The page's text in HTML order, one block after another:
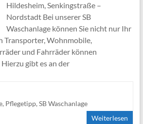
Hildesheim, Senkingstraße –
Nordstadt Bei unserer SB
Waschanlage können Sie nicht nur Ihr
Transporter, Wohnmobile,
und Fahrräder können
gibt es an der
, Pflegetipp, SB Waschanlage
Weiterlesen